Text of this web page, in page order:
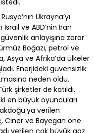
Ukrayna’yı
ve ABD’nin İran
anlayışına zarar
Boğazı, petrol ve
Asya ve Afrika’da ülkeler
Enerjideki güvensizlik
neden oldu.
şirketler de katıldı.
en büyük oyuncuları
verilen
Ciner ve Bayegan öne